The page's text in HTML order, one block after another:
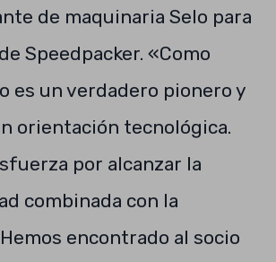
de maquinaria Selo para
Speedpacker. «Como
es un verdadero pionero y
orientación tecnológica.
por alcanzar la
combinada con la
encontrado al socio